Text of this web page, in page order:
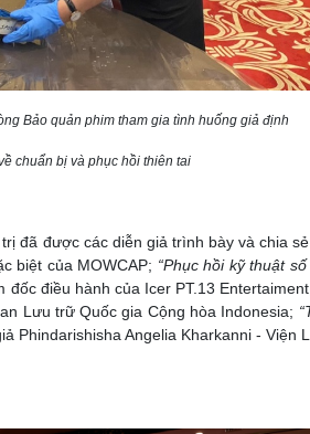
Bảo quản phim tham gia tình huống giả
chuẩn bị và phục hồi thiên tai
đã được các diễn giả trình bày và chia
biệt của MOWCAP; “Phục hồi kỹ thuật
điều hành của Icer PT.13
Lưu trữ Quốc gia Cộng hòa Indonesia;
Phindarishisha Angelia Kharkanni - Viện